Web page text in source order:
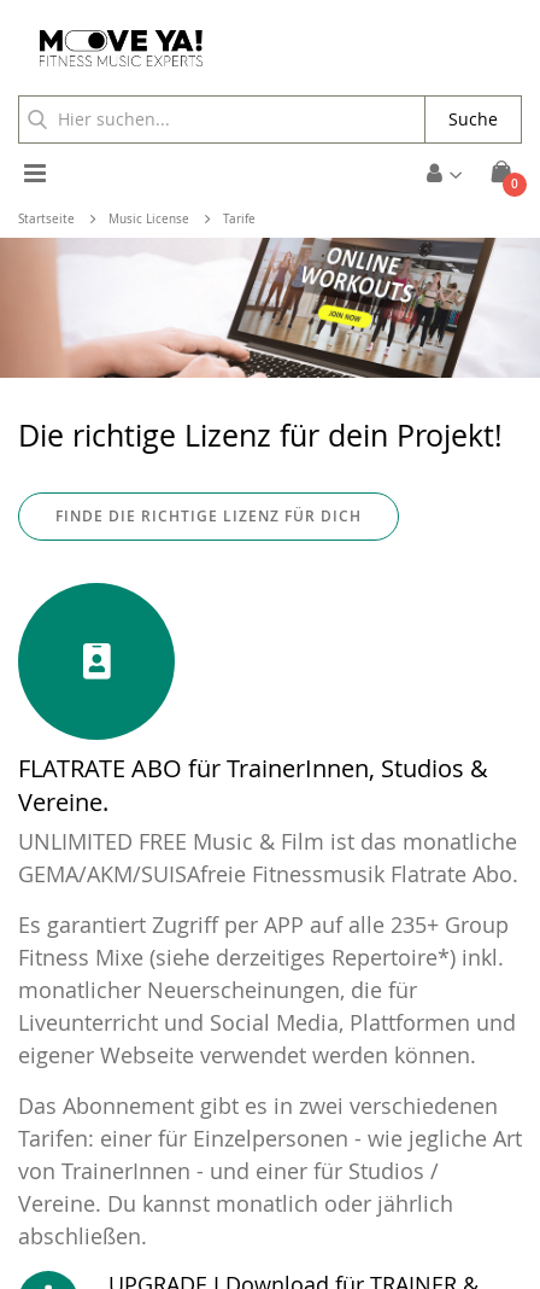
Cart
0
Toggle
Nav
Suche
Startseite Music License Tarife
Die richtige Lizenz für dein Projekt!
FINDE DIE RICHTIGE LIZENZ FÜR DICH
FLATRATE ABO für TrainerInnen, Studios &
Vereine.
UNLIMITED FREE Music & Film ist das monatliche
GEMA/AKM/SUISAfreie Fitnessmusik Flatrate Abo.
Es garantiert Zugriff per APP auf alle 235+ Group
Fitness Mixe (siehe derzeitiges Repertoire*) inkl.
monatlicher Neuerscheinungen, die für
Liveunterricht und Social Media, Plattformen und
eigener Webseite verwendet werden können.
Das Abonnement gibt es in zwei verschiedenen
Tarifen: einer für Einzelpersonen - wie jegliche Art
von TrainerInnen - und einer für Studios /
Vereine. Du kannst monatlich oder jährlich
abschließen.